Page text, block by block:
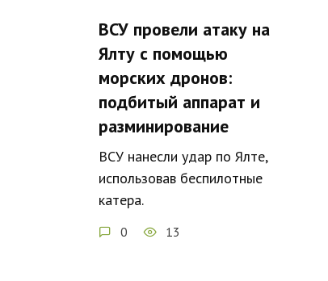
ВСУ провели атаку на
Ялту с помощью
морских дронов:
подбитый аппарат и
разминирование
ВСУ нанесли удар по Ялте,
использовав беспилотные
катера.
0 13